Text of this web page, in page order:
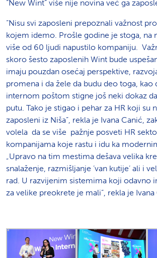
“New Wint” više nije novina već ga
“Nisu svi zaposleni prepoznali važnost
kojem idemo. Prošle godine je stoga, na
više od 60 ljudi napustilo kompaniju.
skoro šesto zaposlenih Wint bude
imaju pouzdan osećaj perspektive,
promena i da žele da budu deo toga, kao
internom poštom stigne još neki dokaz
putu. Tako je stigao i pehar za HR koji su
zaposleni iz Niša”, rekla je Ivana Canić,
volela da se više pažnje posveti HR
kompanijama koje rastu i idu ka
„Upravo na tim mestima dešava velika
snalaženje, razmišljanje ’van kutije’ ali i
rad. U razvijenim sistemima koji odavno
za velike preokrete je mali”, rekla je Ivana